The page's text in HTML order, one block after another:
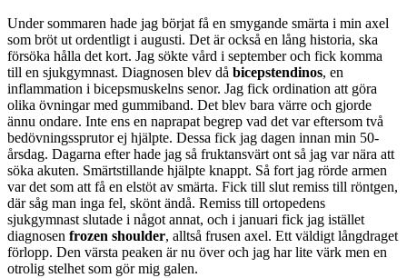
Under sommaren hade jag börjat få en smygande smärta i min axel
som bröt ut ordentligt i augusti. Det är också en lång historia, ska
försöka hålla det kort. Jag sökte vård i september och fick komma
till en sjukgymnast. Diagnosen blev då bicepstendinos, en
inflammation i bicepsmuskelns senor. Jag fick ordination att göra
olika övningar med gummiband. Det blev bara värre och gjorde
ännu ondare. Inte ens en naprapat begrep vad det var eftersom två
bedövningssprutor ej hjälpte. Dessa fick jag dagen innan min 50-
årsdag. Dagarna efter hade jag så fruktansvärt ont så jag var nära att
söka akuten. Smärtstillande hjälpte knappt. Så fort jag rörde armen
var det som att få en elstöt av smärta. Fick till slut remiss till röntgen,
där såg man inga fel, skönt ändå. Remiss till ortopedens
sjukgymnast slutade i något annat, och i januari fick jag istället
diagnosen frozen shoulder, alltså frusen axel. Ett väldigt långdraget
förlopp. Den värsta peaken är nu över och jag har lite värk men en
otrolig stelhet som gör mig galen.